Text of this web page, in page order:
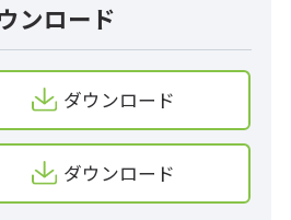
ンロード
ダウンロード
ダウンロード